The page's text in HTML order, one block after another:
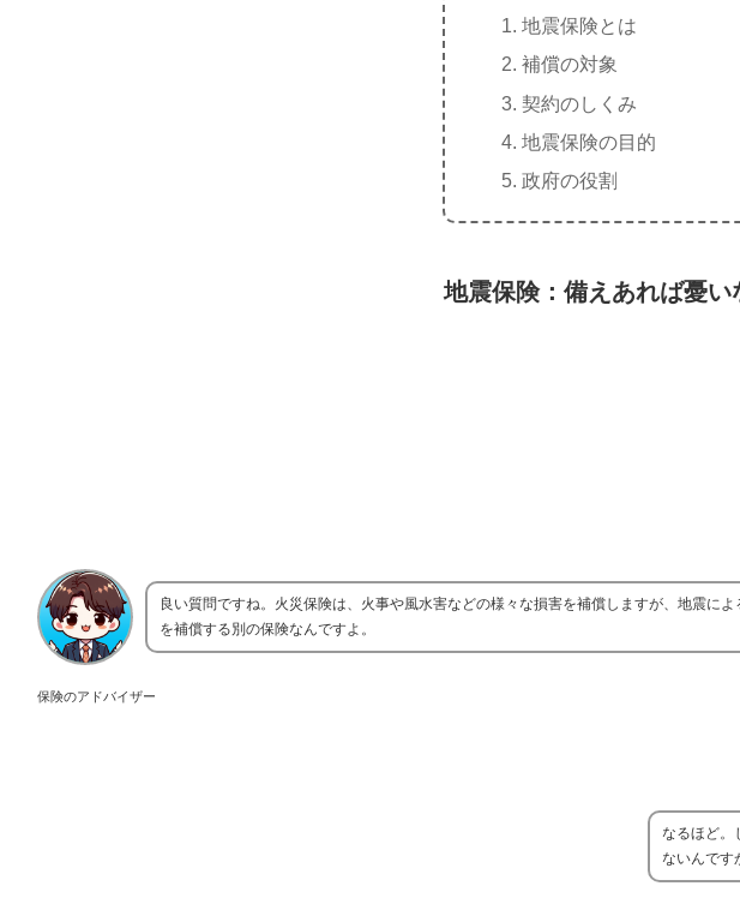
地震保険とは
補償の対象
契約のしくみ
地震保険の目的
政府の役割
地震保険：備えあれば憂い
保険のアドバイザー
良い質問ですね。火災保険は、火事や風水害などの様々な損害を補償しますが、地震に
を補償する別の保険なんですよ。
なるほど。
ないんです